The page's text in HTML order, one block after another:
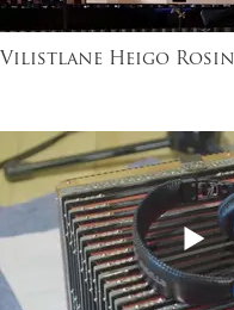
Vilistlane Heigo Rosin